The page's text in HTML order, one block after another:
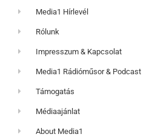
Media1 Hírlevél
Rólunk
Impresszum & Kapcsolat
Media1 Rádióműsor & Podcast
Támogatás
Médiaajánlat
About Media1